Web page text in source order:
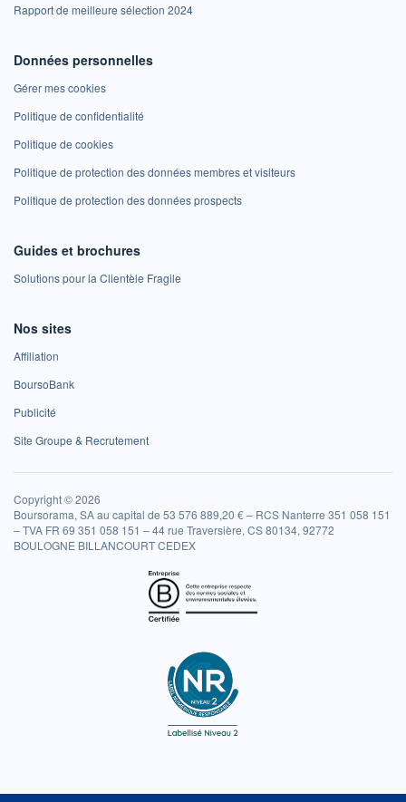
Rapport de meilleure sélection 2024
Données personnelles
Gérer mes cookies
Politique de confidentialité
Politique de cookies
Politique de protection des données membres et visiteurs
Politique de protection des données prospects
Guides et brochures
Solutions pour la Clientèle Fragile
Nos sites
Affiliation
BoursoBank
Publicité
Site Groupe & Recrutement
Copyright © 2026
Boursorama, SA au capital de 53 576 889,20 € – RCS Nanterre 351 058 151
– TVA FR 69 351 058 151 – 44 rue Traversière, CS 80134, 92772
BOULOGNE BILLANCOURT CEDEX